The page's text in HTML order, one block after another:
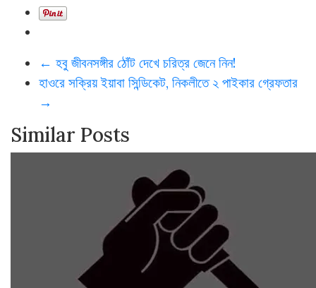
← হবু জীবনসঙ্গীর ঠোঁট দেখে চরিত্র জেনে নিন!
হাওরে সক্রিয় ইয়াবা সিন্ডিকেট, নিকলীতে ২ পাইকার গ্রেফতার
→
Similar Posts